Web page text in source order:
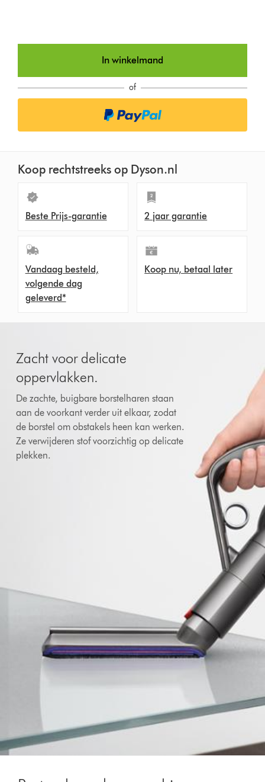
In winkelmand
of
Koop rechtstreeks op Dyson.nl
Beste Prijs-garantie 2 jaar garantie
Vandaag besteld,
volgende dag
geleverd*
Koop nu, betaal later
Zacht voor delicate
oppervlakken.
De zachte, buigbare borstelharen staan
aan de voorkant verder uit elkaar, zodat
de borstel om obstakels heen kan werken.
Ze verwijderen stof voorzichtig op delicate
plekken.